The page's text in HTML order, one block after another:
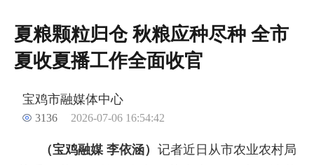
夏粮颗粒归仓 秋粮应种尽种 全市
夏收夏播工作全面收官
宝鸡市融媒体中心
3136 2026-07-06 16:54:42
（宝鸡融媒 李依涵） 记者近日从市农业农村局